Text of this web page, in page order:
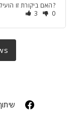
האם ביקורת זו הועילה לך?
3
0